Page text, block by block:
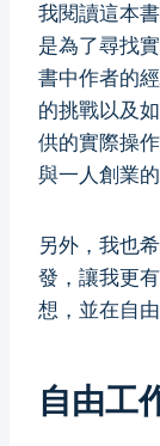
我閱讀這本
是為了尋找
書中作者的
的挑戰以及
供的實際操
與一人創業的
另外，我也
發，讓我更
想，並在自
自由工